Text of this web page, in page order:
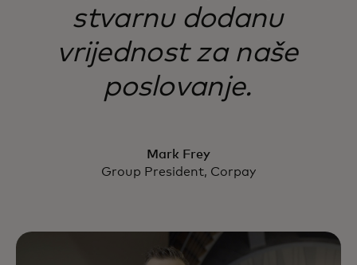
stvarnu dodanu
vrijednost za naše
poslovanje.
Mark Frey
Group President, Corpay